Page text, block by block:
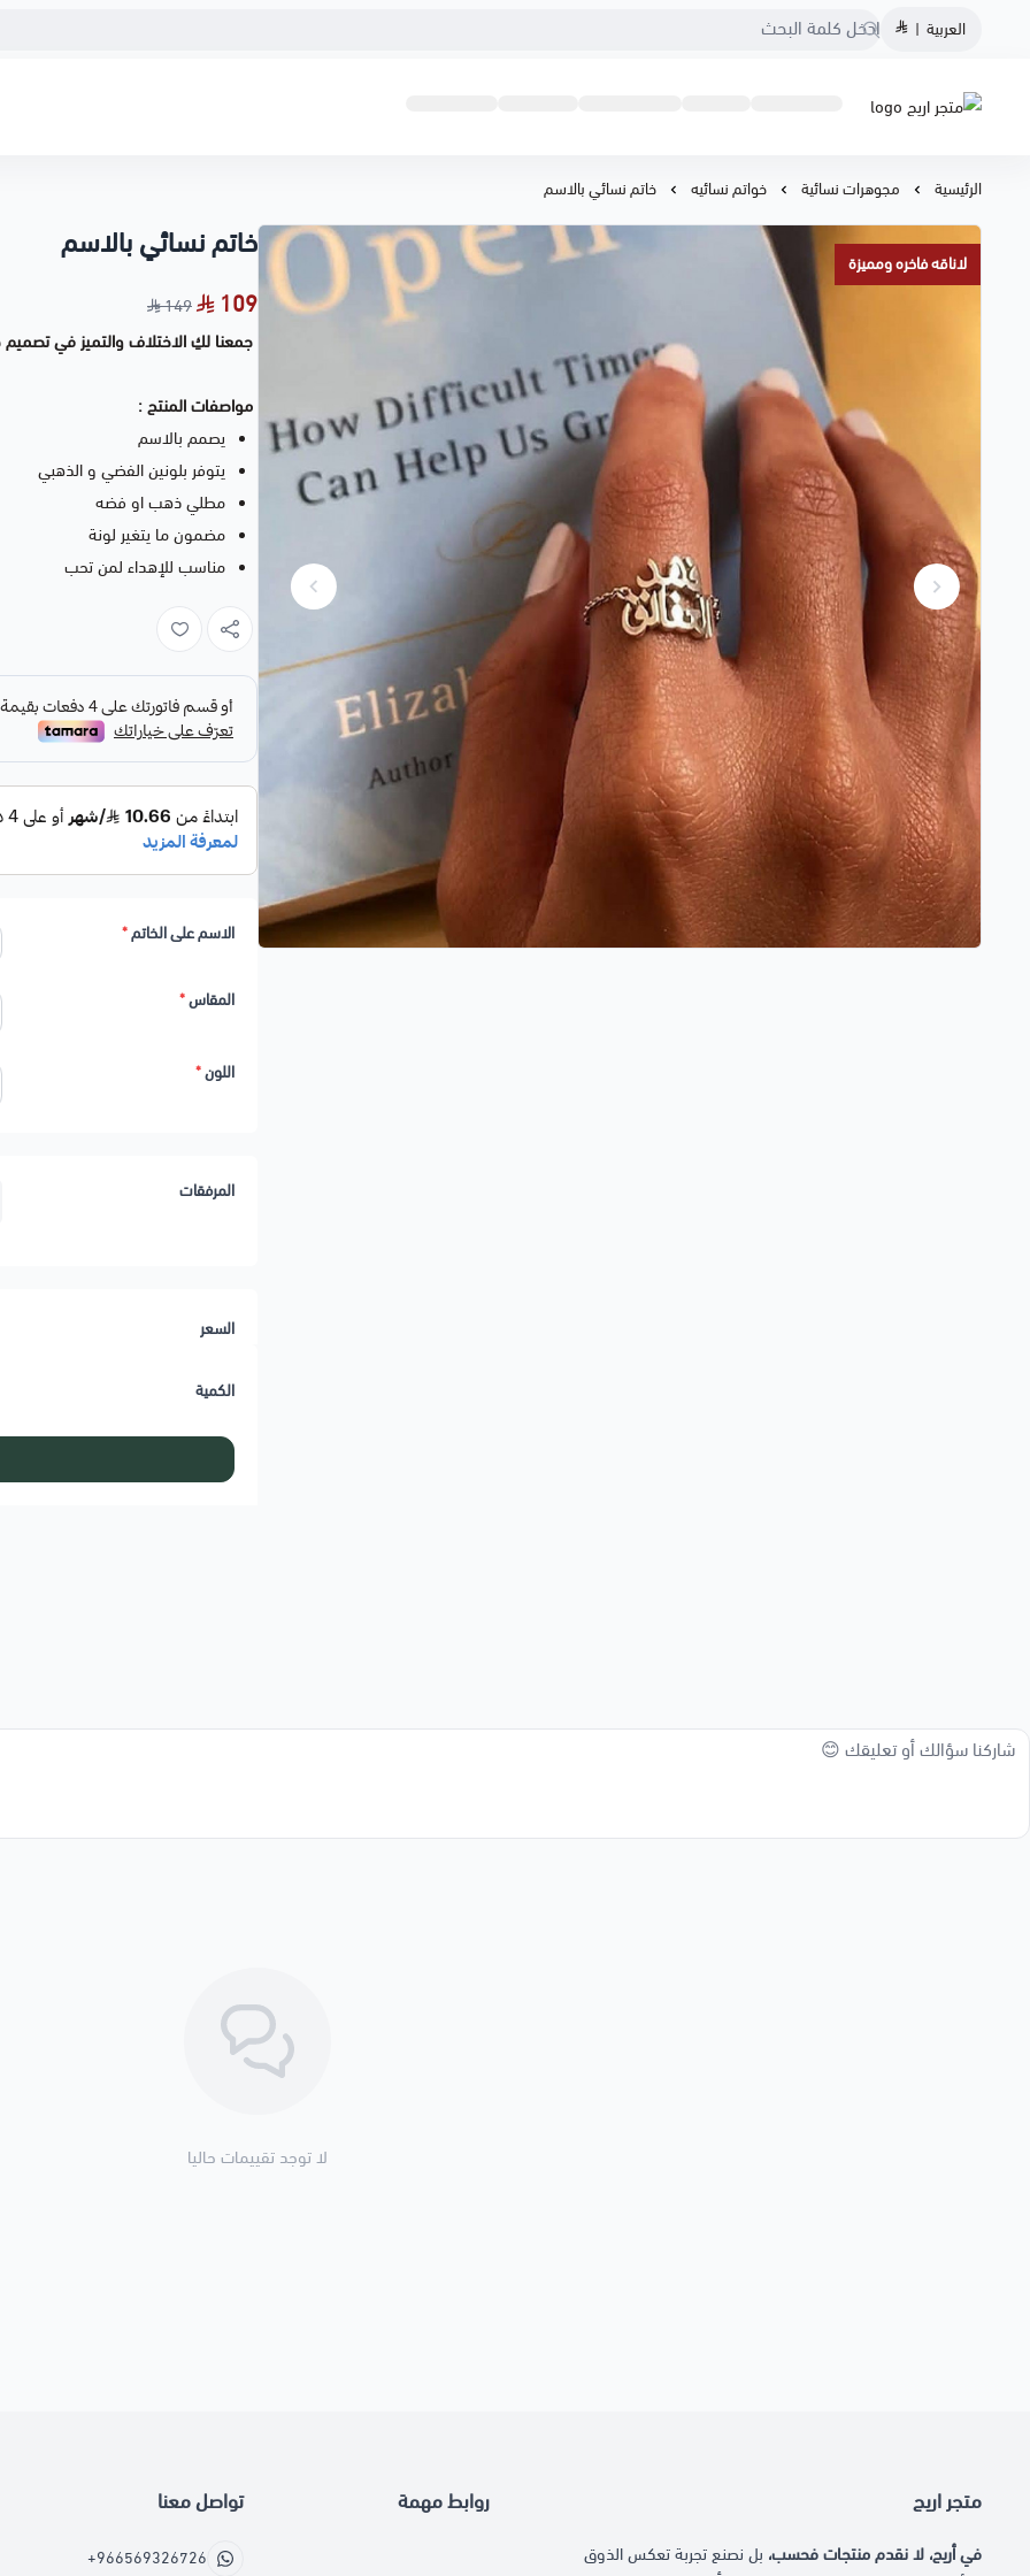
العربية |
متجر اريج
الرئيسية مجوهرات نسائية خواتم نسائيه خاتم نسائي بالاسم
لاناقه فاخره ومميزة
خاتم نسائي بالاسم
109
149
جمعنا لكِ الاختلاف والتميز في
مواصفات المنتج :
يصمم بالاسم
يتوفر بلونين الفضي و الذهبي
مطلي ذهب او فضه
مضمون ما يتغير لونة
مناسب للإهداء لمن تحب
الاسم على الخاتم*
المقاس*
اللون*
المرفقات
السعر
الكمية
لا توجد تقييمات حاليا
متجر اريج
في أريج، لا نقدم منتجات فحسب، بل نصنع تجربة تعكس الذوق
روابط مهمة تواصل معنا
+966569326726